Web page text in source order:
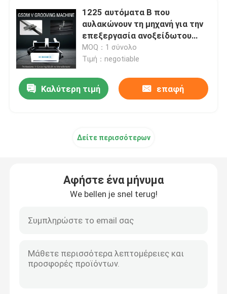
σπίτι
Προϊόντα
1225 αυτόματα Β που
αυλακώνουν τη μηχανή για την
επεξεργασία ανοξείδωτου
ντουλαπιών
MOQ：1 σύνολο
Τιμή：negotiable
Καλύτερη τιμή επαφή
Δείτε περισσότερων
Αφήστε ένα μήνυμα
We bellen je snel terug!